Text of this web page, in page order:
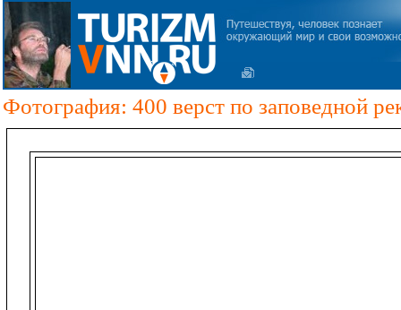
Фотография: 400 верст по заповедной